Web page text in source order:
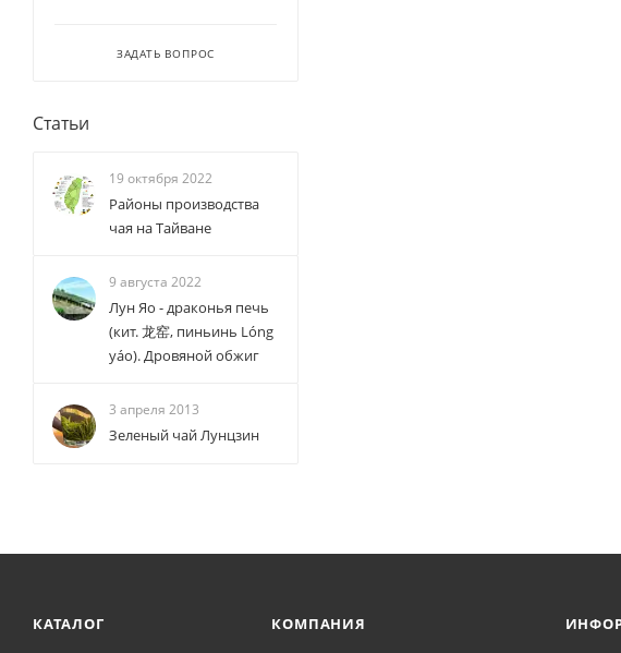
ЗАДАТЬ ВОПРОС
Статьи
19 октября 2022
Районы производства
чая на Тайване
9 августа 2022
Лун Яо - драконья печь
(кит. 龙窑, пиньинь Lóng
yáo). Дровяной обжиг
3 апреля 2013
Зеленый чай Лунцзин
КАТАЛОГ КОМПАНИЯ